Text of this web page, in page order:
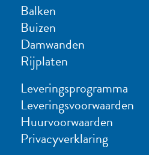
Balken
Buizen
Damwanden
Rijplaten
Leveringsprogramma
Leveringsvoorwaarden
Huurvoorwaarden
Privacyverklaring